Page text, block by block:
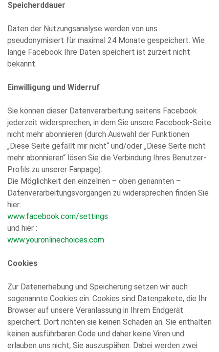
Speicherddauer
Daten der Nutzungsanalyse werden von uns
pseudonymisiert für maximal 24 Monate gespeichert. Wie
lange Facebook Ihre Daten speichert ist zurzeit nicht
bekannt.
Einwilligung und Widerruf
Sie können dieser Datenverarbeitung seitens Facebook
jederzeit widersprechen, in dem Sie unsere Facebook-Seite
nicht mehr abonnieren (durch Auswahl der Funktionen
„Diese Seite gefällt mir nicht“ und/oder „Diese Seite nicht
mehr abonnieren“ lösen Sie die Verbindung Ihres Benutzer-
Profils zu unserer Fanpage).
Die Möglichkeit den einzelnen – oben genannten –
Datenverarbeitungsvorgängen zu widersprechen finden Sie
hier:
www.facebook.com/settings
und hier :
www.youronlinechoices.com
Cookies
Zur Datenerhebung und Speicherung setzen wir auch
sogenannte Cookies ein. Cookies sind Datenpakete, die Ihr
Browser auf unsere Veranlassung in Ihrem Endgerät
speichert. Dort richten sie keinen Schaden an. Sie enthalten
keinen ausführbaren Code und daher keine Viren und
erlauben uns nicht, Sie auszuspähen. Dabei werden zwei